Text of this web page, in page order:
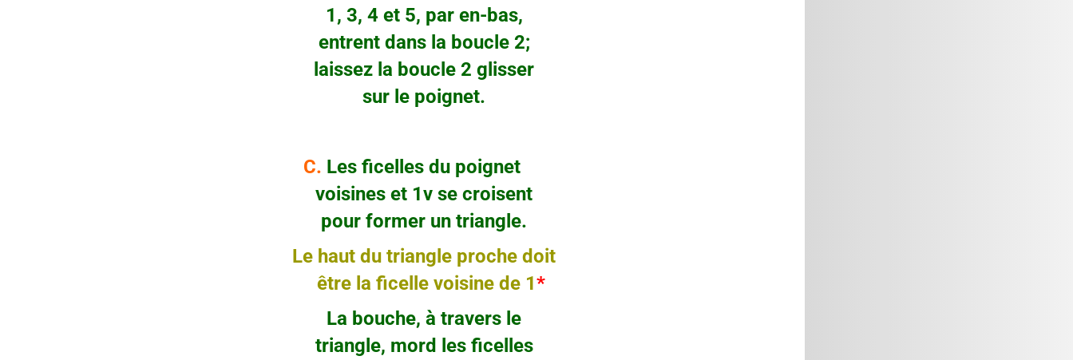
1, 3, 4 et 5, par en-bas,
entrent dans la boucle 2;
laissez la boucle 2 glisser
sur le poignet.
C. Les ficelles du poignet
voisines et 1v se croisent
pour former un triangle.
Le haut du triangle proche doit
être la ficelle voisine de 1*
La bouche, à travers le
triangle, mord les ficelles